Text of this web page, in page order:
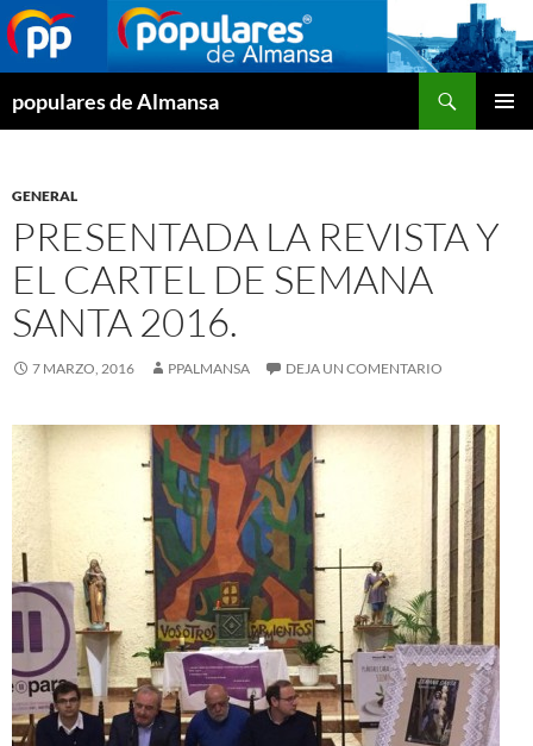
populares de Almansa
GENERAL
PRESENTADA LA REVISTA Y
EL CARTEL DE SEMANA
SANTA 2016.
7 MARZO, 2016 PPALMANSA DEJA UN COMENTARIO